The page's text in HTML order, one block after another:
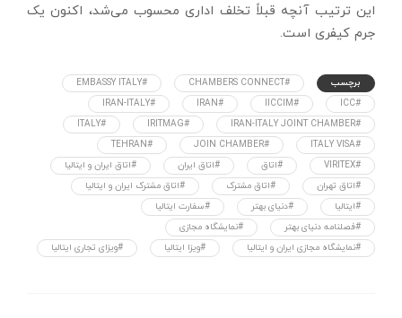
این ترتیب آنچه قبلاً تخلف اداری محسوب می‌شد، اکنون یک
جرم کیفری است.
برچسب #CHAMBERS CONNECT
#EMBASSY ITALY
#ICC
#IICCIM
#IRAN
#IRAN-ITALY
#IRAN-ITALY JOINT CHAMBER
#IRITMAG
#ITALY
#ITALY VISA
#JOIN CHAMBER
#TEHRAN
#VIRITEX
#اتاق #اتاق ایران
#اتاق ایران و ایتالیا
#اتاق تهران
#اتاق مشترک
#اتاق مشترک ایران و ایتالیا
#ایتالیا
#دنیای بهتر
#سفارت ایتالیا
#فصلنامه دنیای بهتر
#نمایشگاه مجازی
#نمایشگاه مجازی ایران و ایتالیا
#ویزا ایتالیا #ویزای تجاری ایتالیا